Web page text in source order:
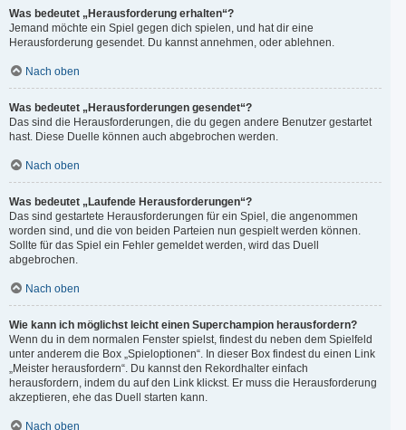
Was bedeutet „Herausforderung erhalten“?
Jemand möchte ein Spiel gegen dich spielen, und hat dir eine
Herausforderung gesendet. Du kannst annehmen, oder ablehnen.
Nach oben
Was bedeutet „Herausforderungen gesendet“?
Das sind die Herausforderungen, die du gegen andere Benutzer gestartet
hast. Diese Duelle können auch abgebrochen werden.
Nach oben
Was bedeutet „Laufende Herausforderungen“?
Das sind gestartete Herausforderungen für ein Spiel, die angenommen
worden sind, und die von beiden Parteien nun gespielt werden können.
Sollte für das Spiel ein Fehler gemeldet werden, wird das Duell
abgebrochen.
Nach oben
Wie kann ich möglichst leicht einen Superchampion herausfordern?
Wenn du in dem normalen Fenster spielst, findest du neben dem Spielfeld
unter anderem die Box „Spieloptionen“. In dieser Box findest du einen Link
„Meister herausfordern“. Du kannst den Rekordhalter einfach
herausfordern, indem du auf den Link klickst. Er muss die Herausforderung
akzeptieren, ehe das Duell starten kann.
Nach oben